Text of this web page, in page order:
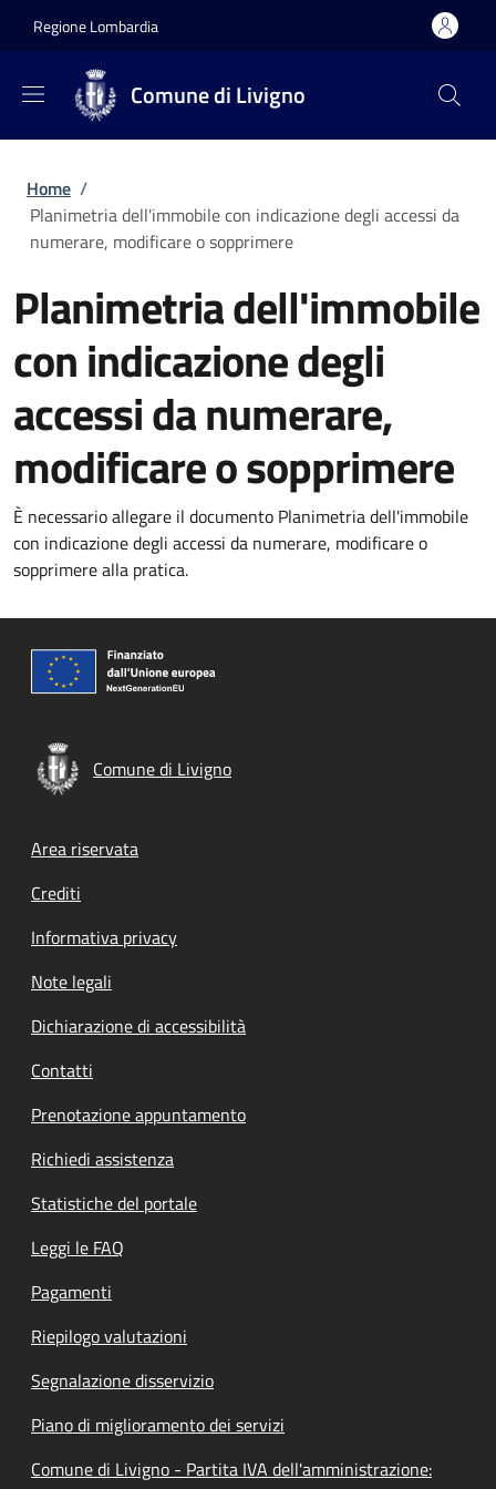
Regione Lombardia
Comune di Livigno
Briciole di pane
Home /
Planimetria dell'immobile con indicazione degli accessi da
numerare, modificare o sopprimere
Planimetria dell'immobile
con indicazione degli
accessi da numerare,
modificare o sopprimere
È necessario allegare il documento Planimetria dell'immobile
con indicazione degli accessi da numerare, modificare o
sopprimere alla pratica.
Comune di Livigno
Footer menu
Area riservata
Crediti
Informativa privacy
Note legali
Dichiarazione di accessibilità
Contatti
Prenotazione appuntamento
Richiedi assistenza
Statistiche del portale
Leggi le FAQ
Pagamenti
Riepilogo valutazioni
Segnalazione disservizio
Piano di miglioramento dei servizi
Comune di Livigno - Partita IVA dell'amministrazione: